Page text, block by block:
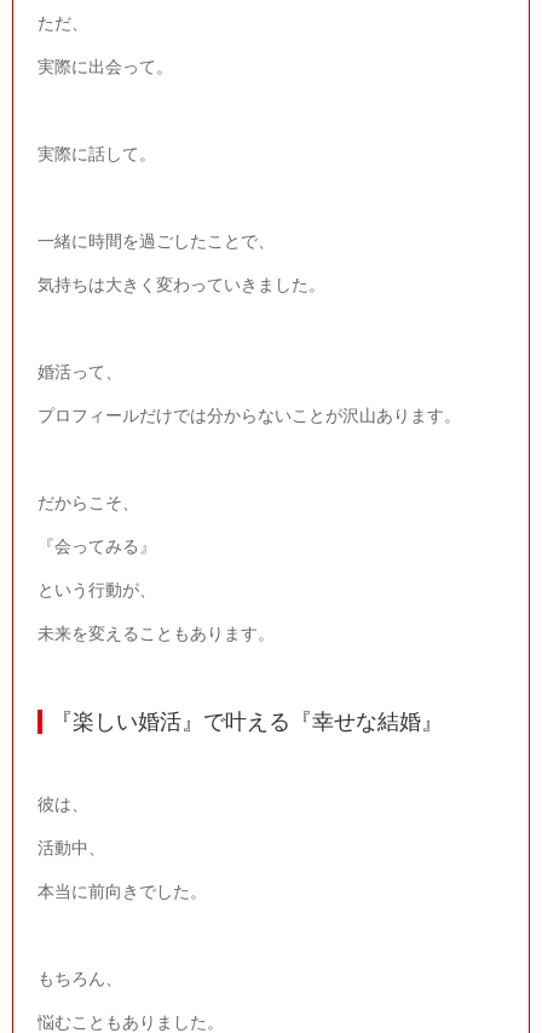
ただ、
実際に出会って。
実際に話して。
一緒に時間を過ごしたことで、
気持ちは大きく変わっていきました。
婚活って、
プロフィールだけでは分からないことが沢山あります。
だからこそ、
『会ってみる』
という行動が、
未来を変えることもあります。
『楽しい婚活』で叶える『幸せな結婚』
彼は、
活動中、
本当に前向きでした。
もちろん、
悩むこともありました。